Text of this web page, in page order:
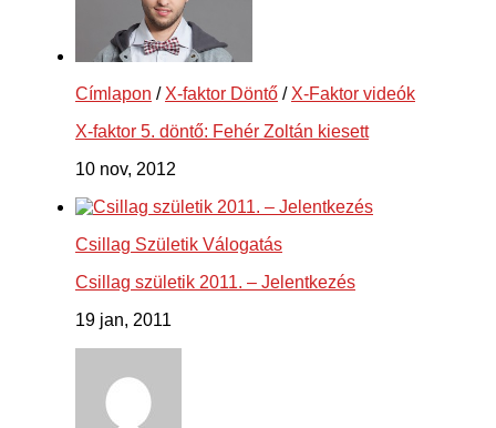
Címlapon / X-faktor Döntő / X-Faktor videók
X-faktor 5. döntő: Fehér Zoltán kiesett
10 nov, 2012
Csillag Születik Válogatás
Csillag születik 2011. – Jelentkezés
19 jan, 2011